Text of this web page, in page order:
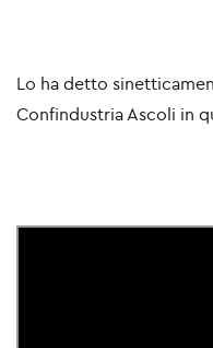
Lo ha detto
Confindustria Ascoli in